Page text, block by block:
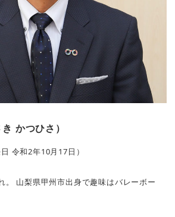
き かつひさ）
令和2年10月17日）
。 山梨県甲州市出身で趣味はバレーボー